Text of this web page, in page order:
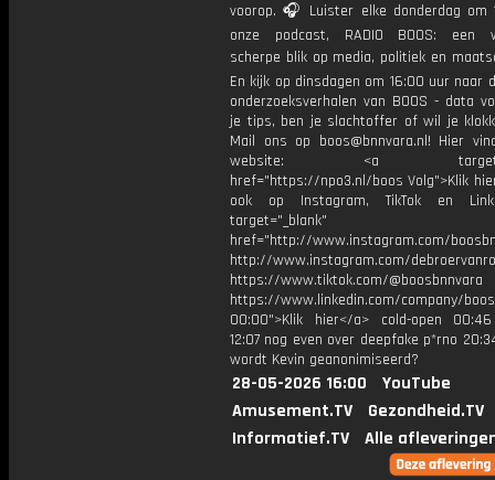
voorop. 🎧 Luister elke donderdag om
onze podcast, RADIO BOOS: een
scherpe blik op media, politiek en
En kijk op dinsdagen om 16:00 uur naar
onderzoeksverhalen van BOOS - data
je tips, ben je slachtoffer of wil je
Mail ons op boos@bnnvara.nl! Hier
website: <a
href="https://npo3.nl/boos Volg">Klik
ook op Instagram, TikTok en
target="_blank"
href="http://www.instagram.com/
http://www.instagram.com/
https://www.tiktok.com/@boosbnnvara
https://www.linkedin.com/company/
00:00">Klik hier</a> cold-open
12:07 nog even over deepfake p*rno
wordt Kevin geanonimiseerd?
28-05-2026 16:00
YouTube
Amusement.TV
Gezondheid.TV
Informatief.TV
Alle